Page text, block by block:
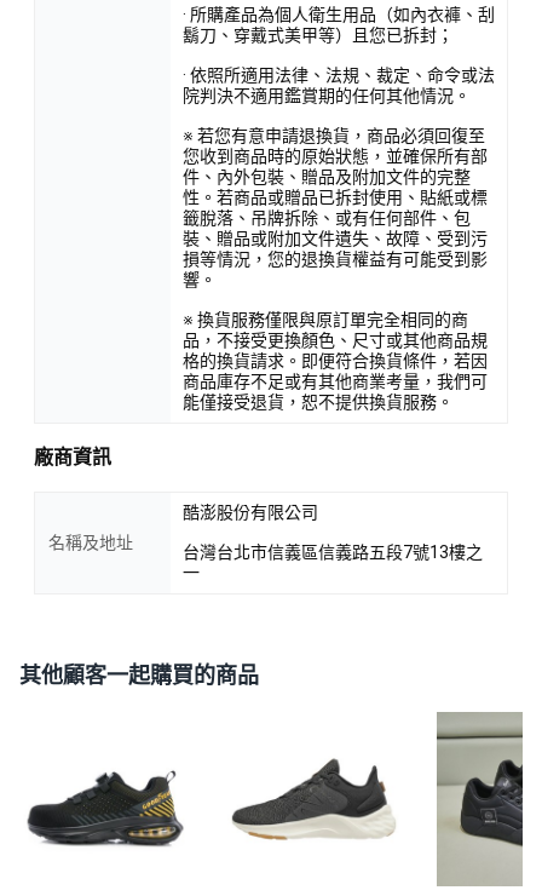
· 所購產品為個人衛生用品（如內衣褲、刮
鬍刀、穿戴式美甲等）且您已拆封；
· 依照所適用法律、法規、裁定、命令或法
院判決不適用鑑賞期的任何其他情況。
※ 若您有意申請退換貨，商品必須回復至
您收到商品時的原始狀態，並確保所有部
件、內外包裝、贈品及附加文件的完整
性。若商品或贈品已拆封使用、貼紙或標
籤脫落、吊牌拆除、或有任何部件、包
裝、贈品或附加文件遺失、故障、受到污
損等情況，您的退換貨權益有可能受到影
響。
※ 換貨服務僅限與原訂單完全相同的商
品，不接受更換顏色、尺寸或其他商品規
格的換貨請求。即便符合換貨條件，若因
商品庫存不足或有其他商業考量，我們可
能僅接受退貨，恕不提供換貨服務。
廠商資訊
名稱及地址
酷澎股份有限公司
台灣台北市信義區信義路五段7號13樓之
一
其他顧客一起購買的商品